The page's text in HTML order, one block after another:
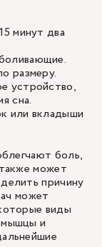
минут два
размеру.
устройство,
сна.
или вкладыши
боль,
может
причину
может
виды
и